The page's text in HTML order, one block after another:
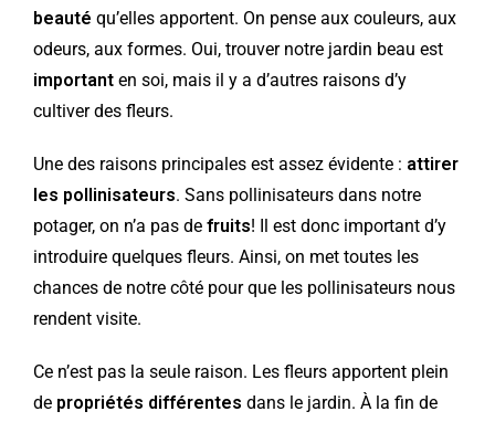
beauté qu’elles apportent. On pense aux couleurs, aux
odeurs, aux formes. Oui, trouver notre jardin beau est
importanten soi, mais il y a d’autres raisons d’y
cultiver des fleurs.
Une des raisons principales est assez évidente : attirer
les pollinisateurs. Sans pollinisateurs dans notre
potager, on n’a pas de fruits! Il est donc important d’y
introduire quelques fleurs. Ainsi, on met toutes les
chances de notre côté pour que les pollinisateurs nous
rendent visite.
Ce n’est pas la seule raison. Les fleurs apportent plein
de propriétés différentes dans le jardin. À la fin de